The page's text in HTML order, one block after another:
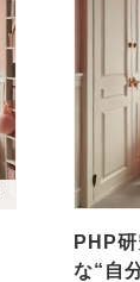
PHP
な“自